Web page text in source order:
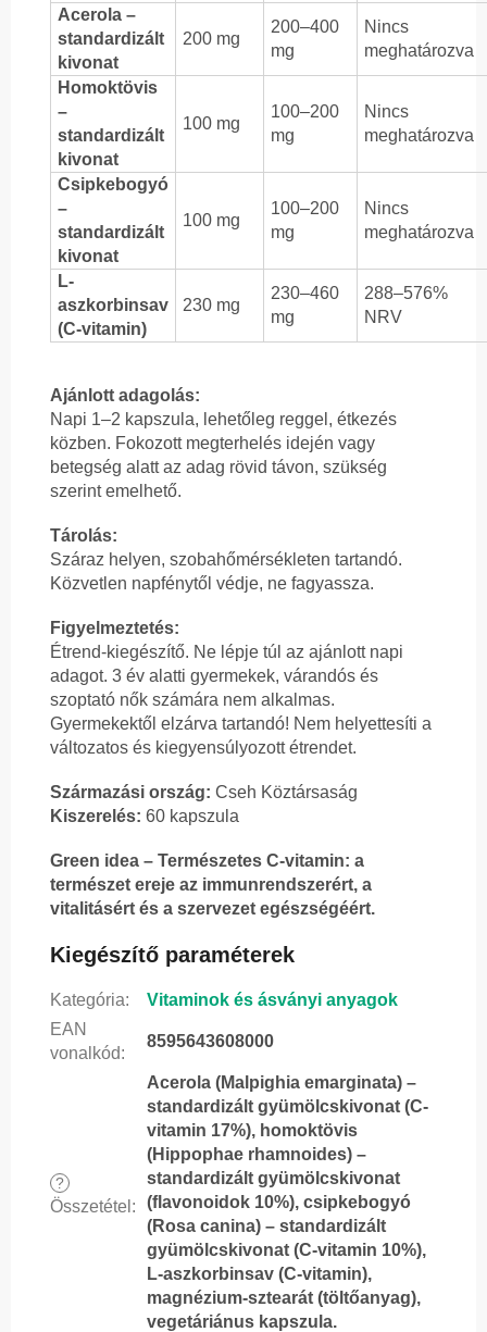
Acerola –
standardizált
kivonat
200 mg
200–400
mg
Nincs
meghatározva
Homoktövis
–
standardizált
kivonat
100 mg
100–200
mg
Nincs
meghatározva
Csipkebogyó
–
standardizált
kivonat
100 mg
100–200
mg
Nincs
meghatározva
L-
aszkorbinsav
(C-vitamin)
230 mg
230–460
mg
288–576%
NRV
Ajánlott adagolás:
Napi 1–2 kapszula, lehetőleg reggel, étkezés
közben. Fokozott megterhelés idején vagy
betegség alatt az adag rövid távon, szükség
szerint emelhető.
Tárolás:
Száraz helyen, szobahőmérsékleten tartandó.
Közvetlen napfénytől védje, ne fagyassza.
Figyelmeztetés:
Étrend-kiegészítő. Ne lépje túl az ajánlott napi
adagot. 3 év alatti gyermekek, várandós és
szoptató nők számára nem alkalmas.
Gyermekektől elzárva tartandó! Nem helyettesíti a
változatos és kiegyensúlyozott étrendet.
Származási ország: Cseh Köztársaság
Kiszerelés: 60 kapszula
Green idea – Természetes C-vitamin: a
természet ereje az immunrendszerért, a
vitalitásért és a szervezet egészségéért.
Kiegészítő paraméterek
Kategória:
Vitaminok és ásványi anyagok
EAN
vonalkód:
8595643608000
?
Összetétel :
Acerola (Malpighia emarginata) –
standardizált gyümölcskivonat (C-
vitamin 17%), homoktövis
(Hippophae rhamnoides) –
standardizált gyümölcskivonat
(flavonoidok 10%), csipkebogyó
(Rosa canina) – standardizált
gyümölcskivonat (C-vitamin 10%),
L-aszkorbinsav (C-vitamin),
magnézium-sztearát (töltőanyag),
vegetáriánus kapszula.